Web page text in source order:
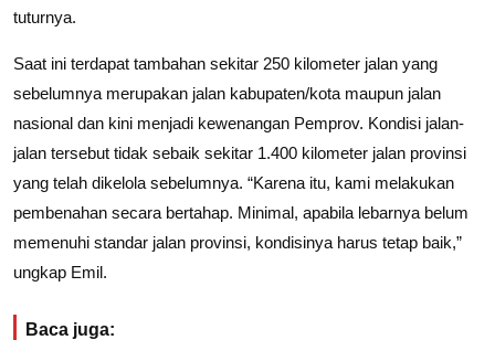
tuturnya.
Saat ini terdapat tambahan sekitar 250 kilometer jalan yang
sebelumnya merupakan jalan kabupaten/kota maupun jalan
nasional dan kini menjadi kewenangan Pemprov. Kondisi jalan-
jalan tersebut tidak sebaik sekitar 1.400 kilometer jalan provinsi
yang telah dikelola sebelumnya. “Karena itu, kami melakukan
pembenahan secara bertahap. Minimal, apabila lebarnya belum
memenuhi standar jalan provinsi, kondisinya harus tetap baik,”
ungkap Emil.
Baca juga: